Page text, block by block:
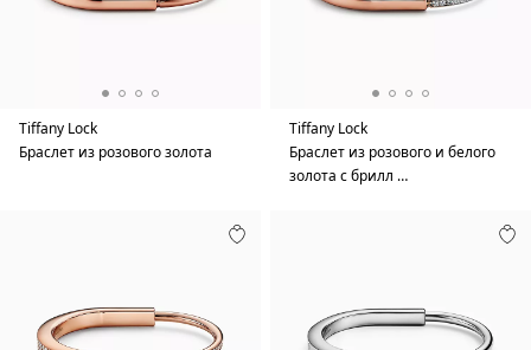
Tiffany Lock
Браслет из розового золота
Tiffany Lock
Браслет из розового и белого
золота с брилл …